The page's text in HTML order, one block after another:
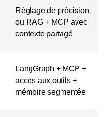
Réglage de précision
ou RAG + MCP avec
contexte partagé
LangGraph + MCP +
accès aux outils +
mémoire segmentée